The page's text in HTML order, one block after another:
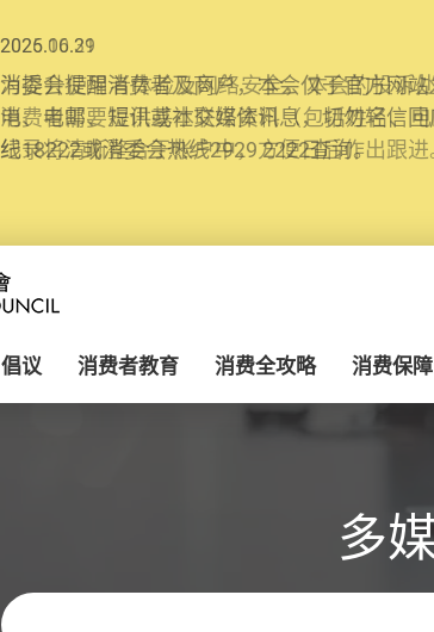
2025.10.31
为提升使用者体验及网络安全，本会的投诉
消费者需要提供基本联络资料（包括姓名、
纪录将清晰整合于帐户中，方便日后作出跟进
倡议 消费者教育 消费全攻略 消费保障
多
关键字